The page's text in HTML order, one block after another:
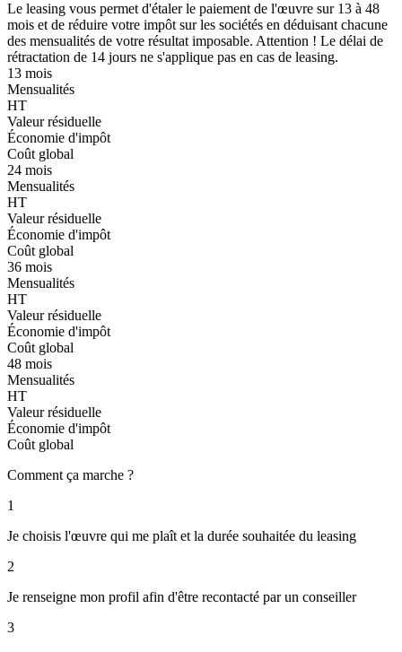
Le leasing vous permet d'étaler le paiement de l'œuvre sur 13 à 48
mois et de réduire votre impôt sur les sociétés en déduisant chacune
des mensualités de votre résultat imposable. Attention ! Le délai de
rétractation de 14 jours ne s'applique pas en cas de leasing.
13 mois
Mensualités
HT
Valeur résiduelle
Économie d'impôt
Coût global
24 mois
Mensualités
HT
Valeur résiduelle
Économie d'impôt
Coût global
36 mois
Mensualités
HT
Valeur résiduelle
Économie d'impôt
Coût global
48 mois
Mensualités
HT
Valeur résiduelle
Économie d'impôt
Coût global
Comment ça marche ?
1
Je choisis l'œuvre qui me plaît et la durée souhaitée du leasing
2
Je renseigne mon profil afin d'être recontacté par un conseiller
3